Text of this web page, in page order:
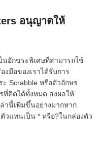
อนุญาตให้
นอักขระพิเศษที่สามารถใช้
มือของเราได้รับการ
ะ Scrabble หรือตัวอักษร
ที่คิดได้ทั้งหมด ส่งผลให้
านี้เพิ่มขึ้นอย่างมากหาก
วแทนเป็น * หรือ?ในกล่องตัว